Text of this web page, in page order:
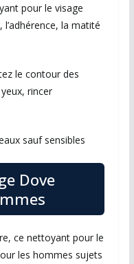
pour le visage
la matité
le contour des
rincer
sauf sensibles
Dove
ce nettoyant pour le
les hommes sujets